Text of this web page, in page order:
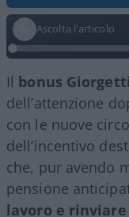
Ascolta l'articolo
Il bonus
dell’attenzione
con le nuove
dell’incentivo
che, pur avendo
pensione
lavoro e rinviare